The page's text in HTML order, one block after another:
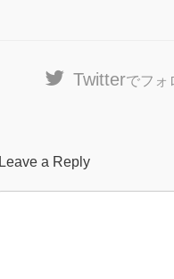
Twitterでフォ
Leave a Reply